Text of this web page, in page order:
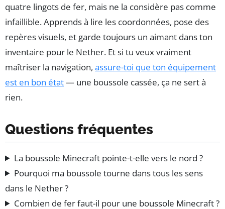
quatre lingots de fer, mais ne la considère pas comme
infaillible. Apprends à lire les coordonnées, pose des
repères visuels, et garde toujours un aimant dans ton
inventaire pour le Nether. Et si tu veux vraiment
maîtriser la navigation, assure-toi que ton équipement
est en bon état— une boussole cassée, ça ne sert à
rien.
Questions fréquentes
La boussole Minecraft pointe-t-elle vers le nord ?
Pourquoi ma boussole tourne dans tous les sens
dans le Nether ?
Combien de fer faut-il pour une boussole Minecraft ?